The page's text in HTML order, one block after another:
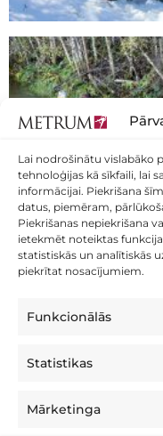
Lai nodrošinātu vislabāko
tehnoloģijas kā sīkfaili, lai
informācijai. Piekrišana
datus, piemēram,
Piekrišanas nepiekrišana
ietekmēt noteiktas
statistiskās un analītiskās
piekrītat nosacījumiem.
Funkcionālās
Statistikas
Mārketinga